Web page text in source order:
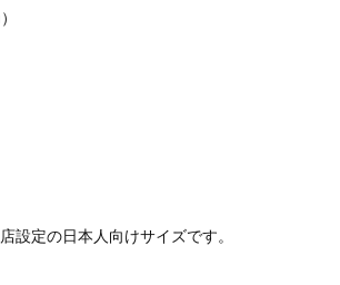
設定の日本人向けサイズです。